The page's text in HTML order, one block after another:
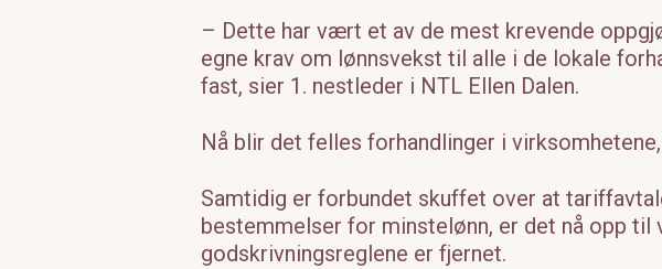
– Dette har vært et av de mest krevende
egne krav om lønnsvekst til alle i de lokale
fast, sier 1. nestleder i NTL Ellen Dalen.
Nå blir det felles forhandlinger i
Samtidig er forbundet skuffet over at
bestemmelser for minstelønn, er det nå opp
godskrivningsreglene er fjernet.